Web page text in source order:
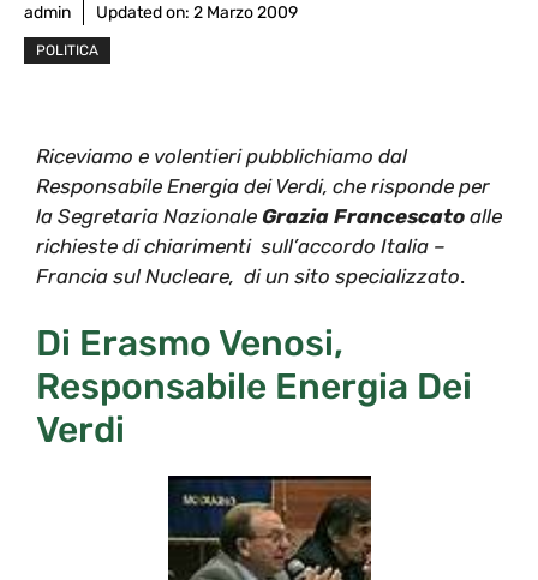
admin Updated on: 2 Marzo 2009
POLITICA
Riceviamo e volentieri pubblichiamo dal
Responsabile Energia dei Verdi, che risponde per
la Segretaria Nazionale Grazia Francescato alle
richieste di chiarimenti sull’accordo Italia –
Francia sul Nucleare, di un sito specializzato.
Di Erasmo Venosi,
Responsabile Energia Dei
Verdi